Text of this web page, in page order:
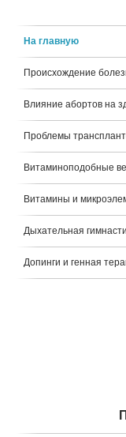
На главную
Происхождение
Влияние абортов на
Проблемы
Витаминоподобные
Витамины и
Дыхательная
Допинги и генная